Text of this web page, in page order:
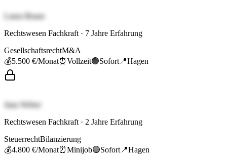
Laura Braun
Rechtswesen Fachkraft · 7 Jahre Erfahrung
GesellschaftsrechtM&A
💰5.500 €/Monat⏰Vollzeit🟢Sofort 📍Hagen
Jana Weber
Rechtswesen Fachkraft · 2 Jahre Erfahrung
SteuerrechtBilanzierung
💰4.800 €/Monat⏰Minijob🟢Sofort 📍Hagen